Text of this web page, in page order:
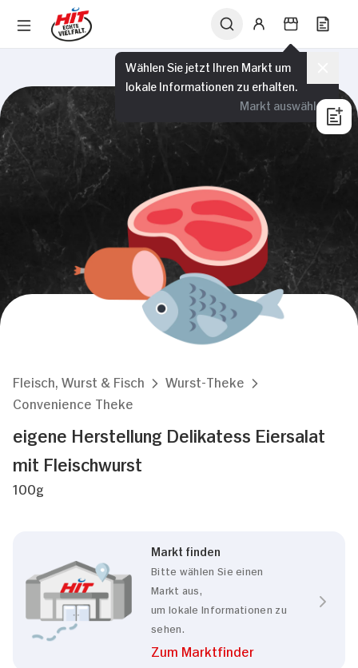
Wählen Sie jetzt Ihren Markt um
lokale Informationen zu erhalten.
Markt auswählen
Fleisch, Wurst & Fisch
Wurst-Theke
Convenience Theke
eigene Herstellung Delikatess Eiersalat
mit Fleischwurst
100g
Markt finden
Bitte wählen Sie einen
Markt aus,
um lokale Informationen zu
sehen.
Zum Marktfinder